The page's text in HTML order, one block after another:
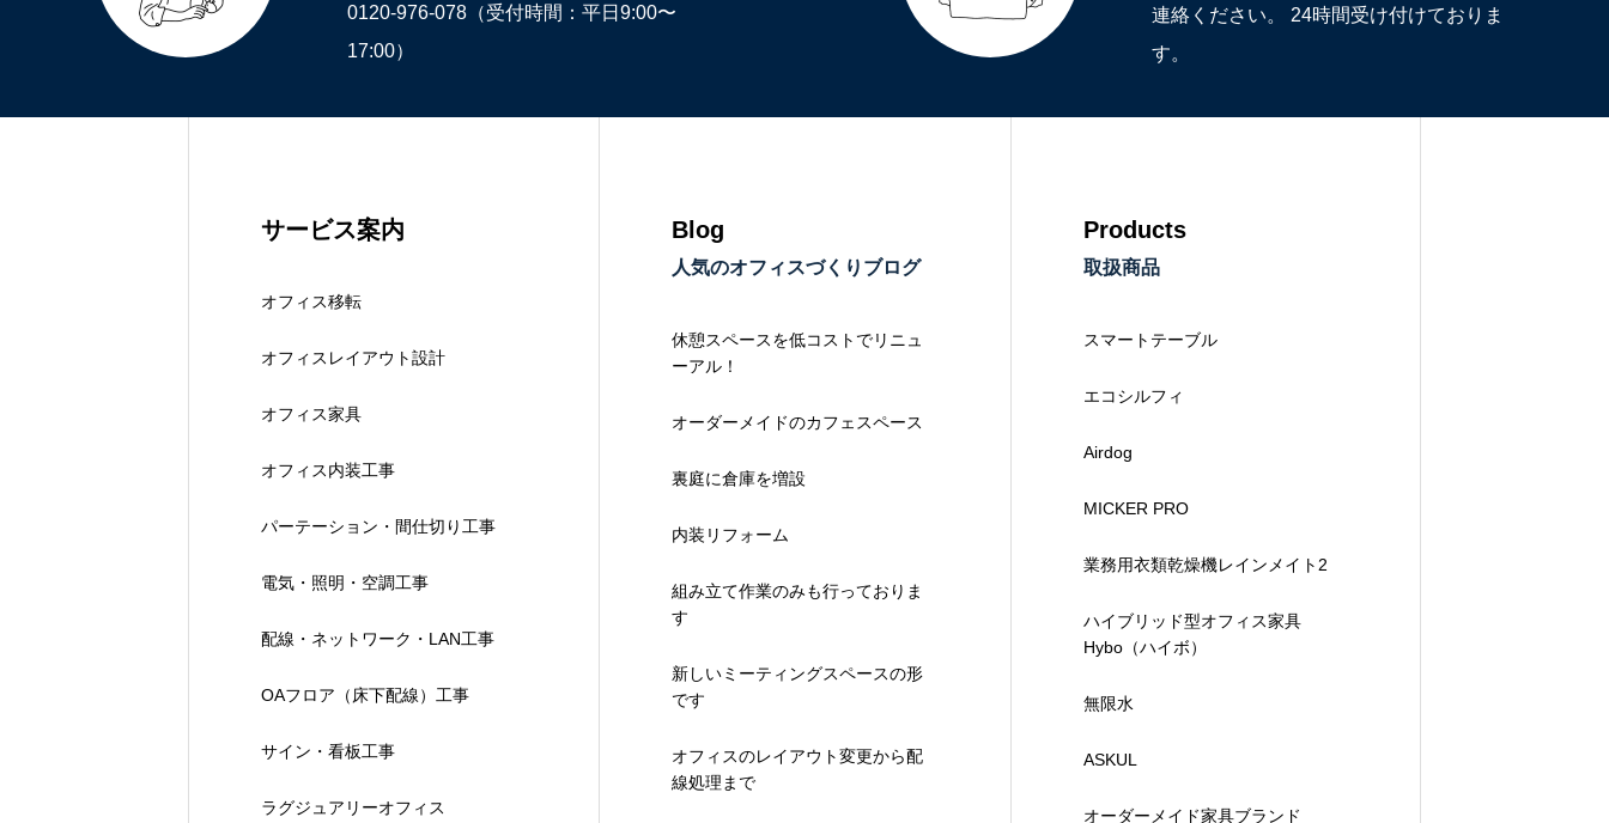
お問い合わせ
0120-976-078（受付時間：平日9:00〜
17:00）
連絡ください。 24時間受け付けておりま
す。
サービス案内
オフィス移転
オフィスレイアウト設計
オフィス家具
オフィス内装工事
パーテーション・間仕切り工事
電気・照明・空調工事
配線・ネットワーク・LAN工事
OAフロア（床下配線）工事
サイン・看板工事
ラグジュアリーオフィス
Blog
人気のオフィスづくりブログ
休憩スペースを低コストでリニュ
ーアル！
オーダーメイドのカフェスペース
裏庭に倉庫を増設
内装リフォーム
組み立て作業のみも行っておりま
す
新しいミーティングスペースの形
です
オフィスのレイアウト変更から配
線処理まで
Products
取扱商品
スマートテーブル
エコシルフィ
Airdog
MICKER PRO
業務用衣類乾燥機レインメイト2
ハイブリッド型オフィス家具
Hybo（ハイボ）
無限水
ASKUL
オーダーメイド家具ブランド